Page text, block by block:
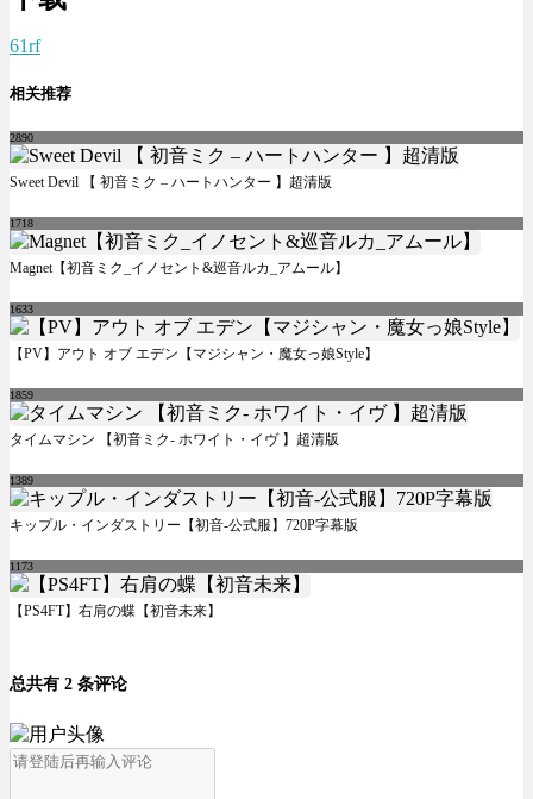
61rf
相关推荐
2890
Sweet Devil 【 初音ミク – ハートハンター 】超清版
1718
Magnet【初音ミク_イノセント&巡音ルカ_アムール】
1633
【PV】アウト オブ エデン【マジシャン・魔女っ娘Style】
1859
タイムマシン 【初音ミク- ホワイト・イヴ 】超清版
1389
キップル・インダストリー【初音-公式服】720P字幕版
1173
【PS4FT】右肩の蝶【初音未来】
总共有 2 条评论